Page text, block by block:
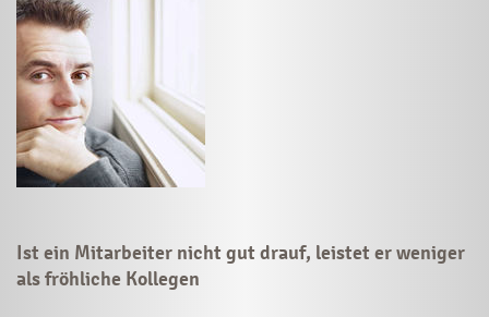
Ist ein Mitarbeiter nicht gut drauf, leistet er weniger
als fröhliche Kollegen